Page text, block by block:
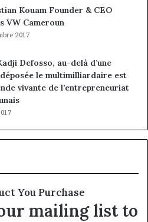
Kouam Founder & CEO
VW Cameroun
2017
Defosso, au-delà d’une
le multimilliardaire est
vivante de l’entrepreneuriat
You Purchase
mailing list to